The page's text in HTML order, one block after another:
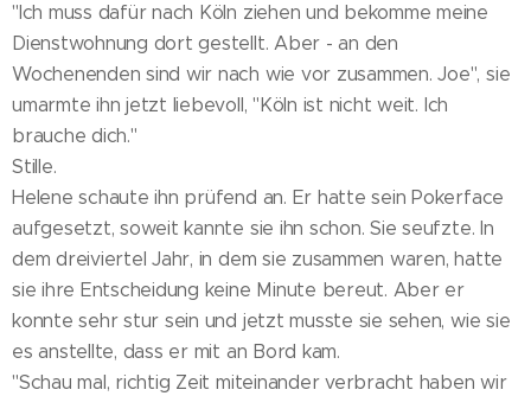
"Ich muss dafür nach Köln ziehen und bekomme meine
Dienstwohnung dort gestellt. Aber - an den
Wochenenden sind wir nach wie vor zusammen. Joe", sie
umarmte ihn jetzt liebevoll, "Köln ist nicht weit. Ich
brauche dich."
Stille.
Helene schaute ihn prüfend an. Er hatte sein Pokerface
aufgesetzt, soweit kannte sie ihn schon. Sie seufzte. In
dem dreiviertel Jahr, in dem sie zusammen waren, hatte
sie ihre Entscheidung keine Minute bereut. Aber er
konnte sehr stur sein und jetzt musste sie sehen, wie sie
es anstellte, dass er mit an Bord kam.
"Schau mal, richtig Zeit miteinander verbracht haben wir